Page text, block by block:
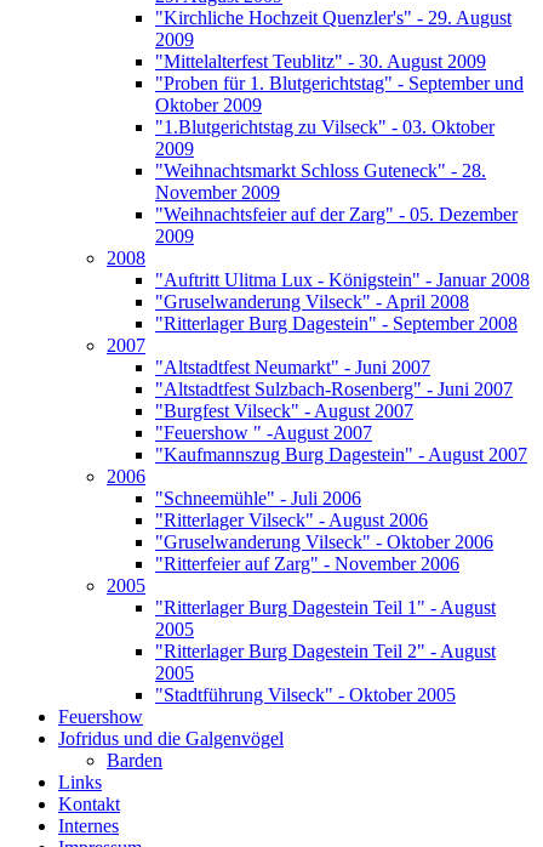
"Kirchliche Hochzeit Quenzler's" - 29. August
2009
"Mittelalterfest Teublitz" - 30. August 2009
"Proben für 1. Blutgerichtstag" - September und
Oktober 2009
"1.Blutgerichtstag zu Vilseck" - 03. Oktober
2009
"Weihnachtsmarkt Schloss Guteneck" - 28.
November 2009
"Weihnachtsfeier auf der Zarg" - 05. Dezember
2009
2008
"Auftritt Ulitma Lux - Königstein" - Januar 2008
"Gruselwanderung Vilseck" - April 2008
"Ritterlager Burg Dagestein" - September 2008
2007
"Altstadtfest Neumarkt" - Juni 2007
"Altstadtfest Sulzbach-Rosenberg" - Juni 2007
"Burgfest Vilseck" - August 2007
"Feuershow " -August 2007
"Kaufmannszug Burg Dagestein" - August 2007
2006
"Schneemühle" - Juli 2006
"Ritterlager Vilseck" - August 2006
"Gruselwanderung Vilseck" - Oktober 2006
"Ritterfeier auf Zarg" - November 2006
2005
"Ritterlager Burg Dagestein Teil 1" - August
2005
"Ritterlager Burg Dagestein Teil 2" - August
2005
"Stadtführung Vilseck" - Oktober 2005
Feuershow
Jofridus und die Galgenvögel
Barden
Links
Kontakt
Internes